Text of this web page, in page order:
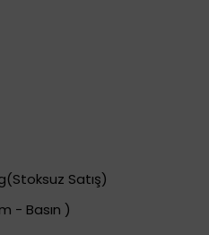
Satış)
- Basın )